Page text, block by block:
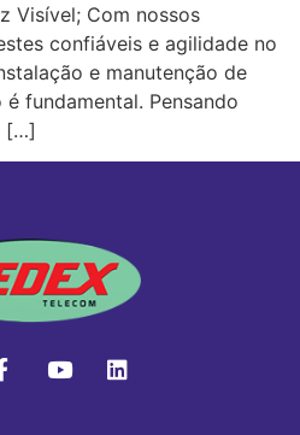
Visível; Com nossos
confiáveis e agilidade no
e manutenção de
fundamental. Pensando
[…]